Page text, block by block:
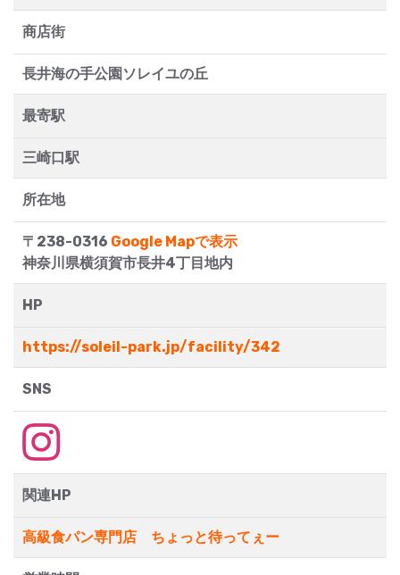
商店街
長井海の手公園ソレイユの丘
最寄駅
三崎口駅
所在地
〒238-0316 Google Mapで表示
神奈川県横須賀市長井4丁目地内
HP
https://soleil-park.jp/facility/342
SNS
関連HP
高級食パン専門店 ちょっと待ってぇー